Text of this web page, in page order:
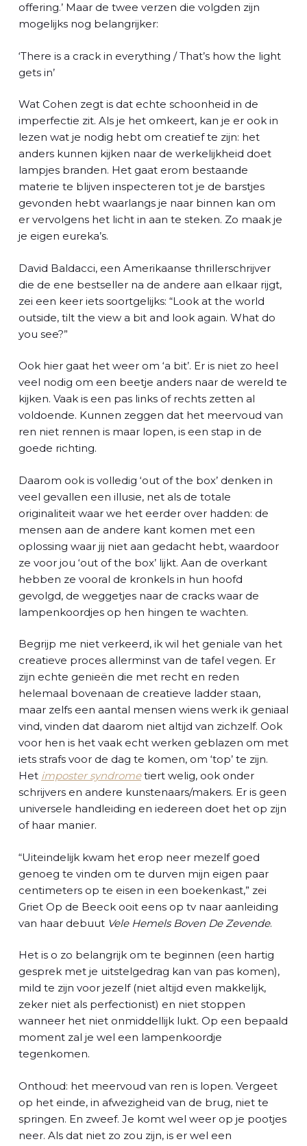
offering.’ Maar de twee verzen die volgden zijn
mogelijks nog belangrijker:
‘There is a crack in everything / That’s how the light
gets in’
Wat Cohen zegt is dat echte schoonheid in de
imperfectie zit. Als je het omkeert, kan je er ook in
lezen wat je nodig hebt om creatief te zijn: het
anders kunnen kijken naar de werkelijkheid doet
lampjes branden. Het gaat erom bestaande
materie te blijven inspecteren tot je de barstjes
gevonden hebt waarlangs je naar binnen kan om
er vervolgens het licht in aan te steken. Zo maak je
je eigen eureka’s.
David Baldacci, een Amerikaanse thrillerschrijver
die de ene bestseller na de andere aan elkaar rijgt,
zei een keer iets soortgelijks: “Look at the world
outside, tilt the view a bit and look again. What do
you see?”
Ook hier gaat het weer om ‘a bit’. Er is niet zo heel
veel nodig om een beetje anders naar de wereld te
kijken. Vaak is een pas links of rechts zetten al
voldoende. Kunnen zeggen dat het meervoud van
ren niet rennen is maar lopen, is een stap in de
goede richting.
Daarom ook is volledig ‘out of the box’ denken in
veel gevallen een illusie, net als de totale
originaliteit waar we het eerder over hadden: de
mensen aan de andere kant komen met een
oplossing waar jij niet aan gedacht hebt, waardoor
ze voor jou ‘out of the box’ lijkt. Aan de overkant
hebben ze vooral de kronkels in hun hoofd
gevolgd, de weggetjes naar de cracks waar de
lampenkoordjes op hen hingen te wachten.
Begrijp me niet verkeerd, ik wil het geniale van het
creatieve proces allerminst van de tafel vegen. Er
zijn echte genieën die met recht en reden
helemaal bovenaan de creatieve ladder staan,
maar zelfs een aantal mensen wiens werk ik geniaal
vind, vinden dat daarom niet altijd van zichzelf. Ook
voor hen is het vaak echt werken geblazen om met
iets strafs voor de dag te komen, om ‘top’ te zijn.
Het imposter syndrometiert welig, ook onder
schrijvers en andere kunstenaars/makers. Er is geen
universele handleiding en iedereen doet het op zijn
of haar manier.
“Uiteindelijk kwam het erop neer mezelf goed
genoeg te vinden om te durven mijn eigen paar
centimeters op te eisen in een boekenkast,” zei
Griet Op de Beeck ooit eens op tv naar aanleiding
van haar debuut Vele Hemels Boven De Zevende.
Het is o zo belangrijk om te beginnen (een hartig
gesprek met je uitstelgedrag kan van pas komen),
mild te zijn voor jezelf (niet altijd even makkelijk,
zeker niet als perfectionist) en niet stoppen
wanneer het niet onmiddellijk lukt. Op een bepaald
moment zal je wel een lampenkoordje
tegenkomen.
Onthoud: het meervoud van ren is lopen. Vergeet
op het einde, in afwezigheid van de brug, niet te
springen. En zweef. Je komt wel weer op je pootjes
neer. Als dat niet zo zou zijn, is er wel een